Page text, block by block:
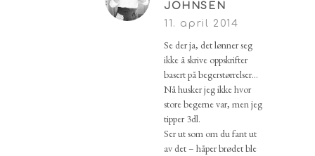
JOHNSEN
11. april 2014
Se der ja, det lønner seg
ikke å skrive oppskrifter
basert på begerstørrelser…
Nå husker jeg ikke hvor
store begerne var, men jeg
tipper 3dl.
Ser ut som om du fant ut
av det – håper brødet ble